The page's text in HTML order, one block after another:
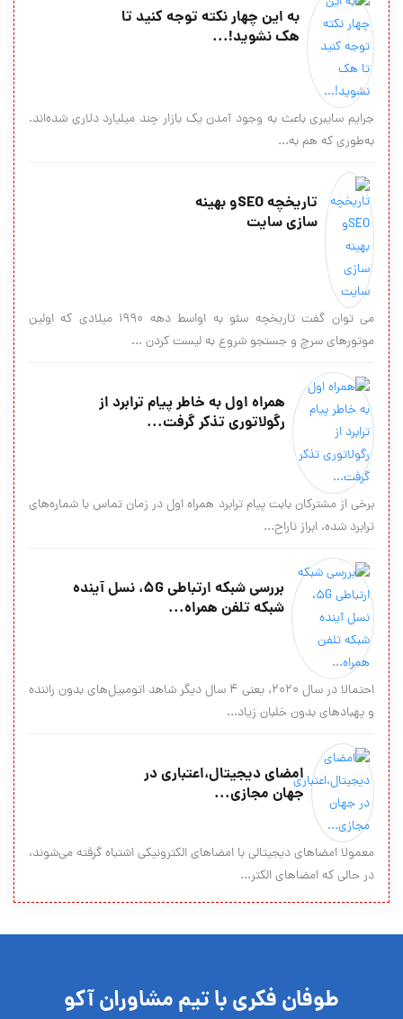
به این چهار نکته توجه کنید تا
هک نشوید!...
جرایم سایبری باعث به وجود آمدن یک بازار چند میلیارد دلاری شده‌اند.
به‌طوری که هم به...
تاریخچه SEOو بهینه
سازی سایت
می توان گفت تاریخچه سئو به اواسط دهه 1990 میلادی که اولین
موتورهای سرچ و جستجو شروع به لیست کردن ...
همراه اول به خاطر پیام ترابرد از
رگولاتوری تذکر گرفت...
برخی از مشترکان بابت پیام ترابرد همراه اول در زمان تماس با شماره‌های
ترابرد شده، ابراز ناراح...
بررسی شبکه ارتباطی 5G، نسل آینده
شبکه تلفن همراه...
احتمالا در سال 2020، یعنی 4 سال دیگر شاهد اتومبیل‌های بدون راننده
و پهبادهای بدون خلبان زیاد...
امضای دیجیتال،اعتباری در
جهان مجازی...
معمولا امضاهای دیجیتالی با امضاهای الکترونیکی اشتباه گرفته می‌شوند،
در حالی که امضاهای الکتر...
طوفان فکری با تیم مشاوران آکو